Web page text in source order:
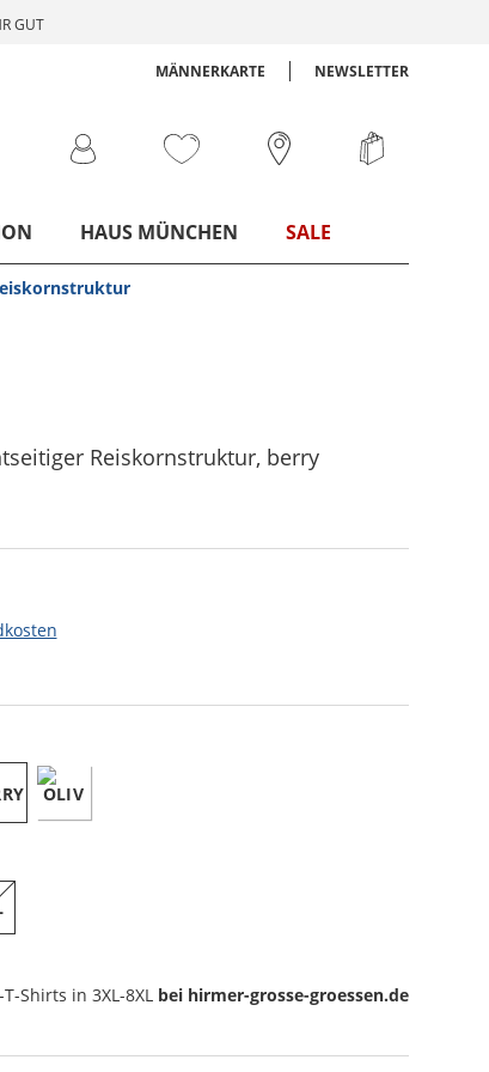
GUT
MÄNNERKARTE NEWSLETTER
HAUS MÜNCHEN SALE
Reiskornstruktur, berry
Shirts in 3XL-8XL bei hirmer-grosse-groessen.de